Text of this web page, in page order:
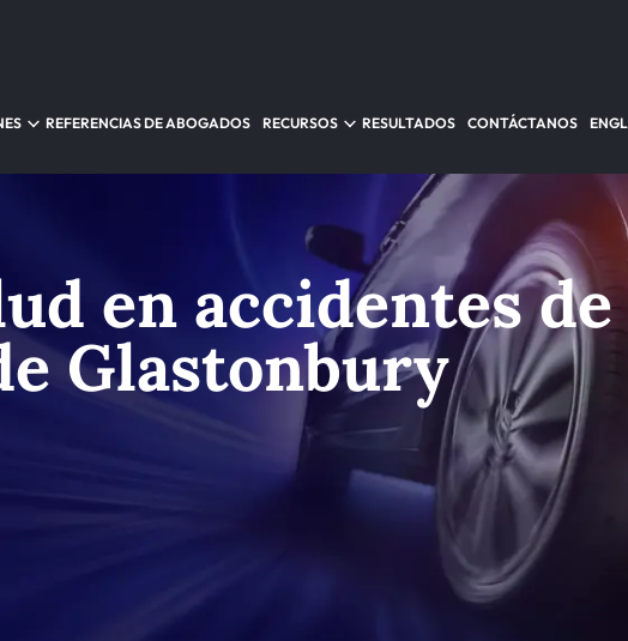
REFERENCIAS DE ABOGADOS RECURSOS RESULTADOS CONTÁCTANOS
en accidentes de
Glastonbury